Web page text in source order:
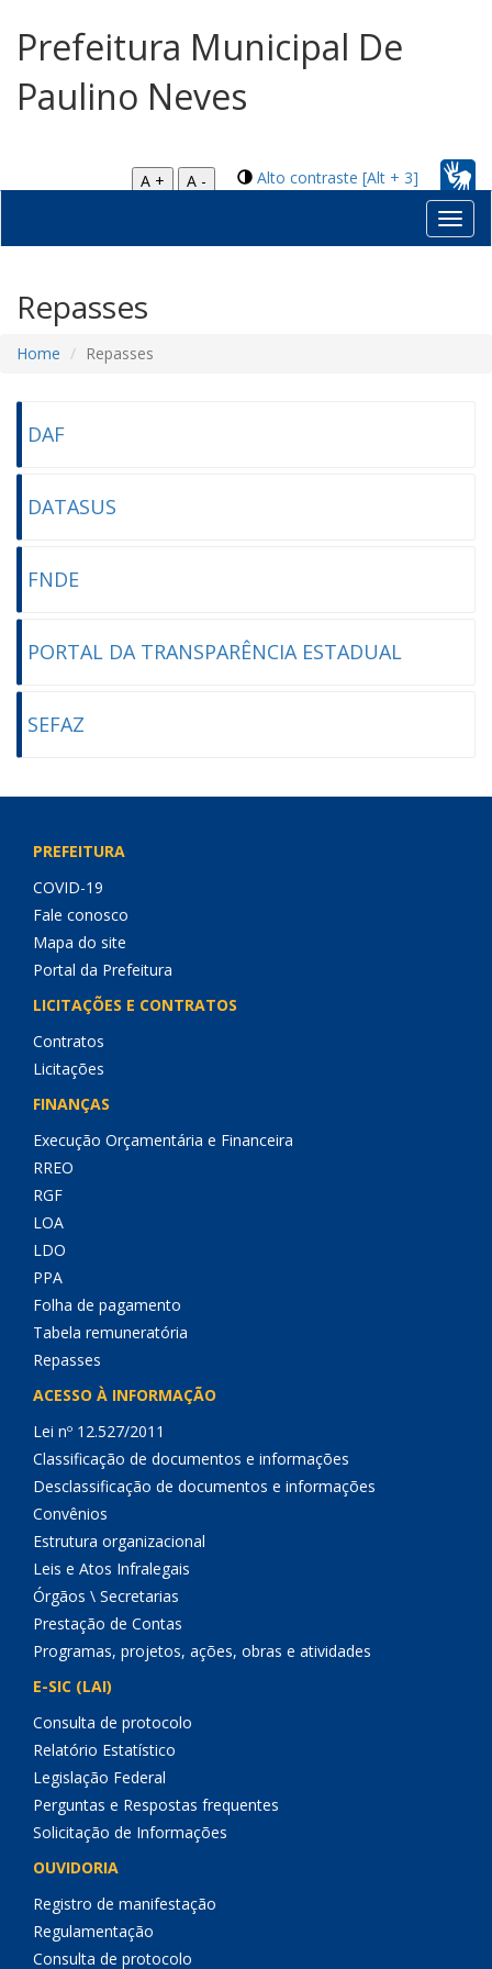
Prefeitura Municipal De
Paulino Neves
Alto contraste [Alt + 3]
A +
A -
Repasses
Home Repasses
DAF
DATASUS
FNDE
PORTAL DA TRANSPARÊNCIA ESTADUAL
SEFAZ
PREFEITURA
COVID-19
Fale conosco
Mapa do site
Portal da Prefeitura
LICITAÇÕES E CONTRATOS
Contratos
Licitações
FINANÇAS
Execução Orçamentária e Financeira
RREO
RGF
LOA
LDO
PPA
Folha de pagamento
Tabela remuneratória
Repasses
ACESSO À INFORMAÇÃO
Lei nº 12.527/2011
Classificação de documentos e informações
Desclassificação de documentos e informações
Convênios
Estrutura organizacional
Leis e Atos Infralegais
Órgãos \ Secretarias
Prestação de Contas
Programas, projetos, ações, obras e atividades
E-SIC (LAI)
Consulta de protocolo
Relatório Estatístico
Legislação Federal
Perguntas e Respostas frequentes
Solicitação de Informações
OUVIDORIA
Registro de manifestação
Regulamentação
Consulta de protocolo